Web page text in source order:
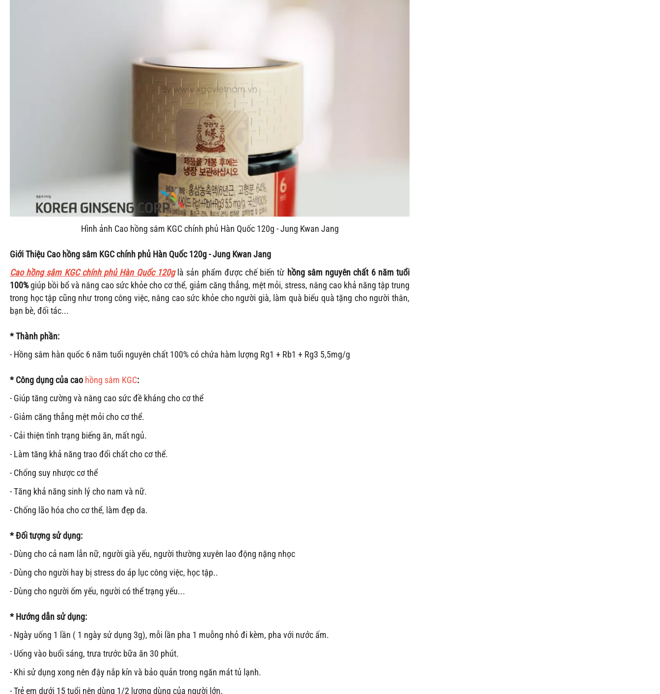
Hình ảnh Cao hồng sâm KGC chính phủ Hàn Quốc 120g - Jung Kwan Jang
Giới Thiệu Cao hồng sâm KGC chính phủ Hàn Quốc 120g - Jung Kwan Jang
Cao hồng sâm KGC chính phủ Hàn Quốc 120glà sản phẩm được chế biến từ hồng sâm nguyên chất 6 năm tuổi
100%giúp bồi bổ và nâng cao sức khỏe cho cơ thể, giảm căng thẳng, mệt mỏi, stress, nâng cao khả năng tập trung
trong học tập cũng như trong công việc, nâng cao sức khỏe cho người già, làm quà biếu quà tặng cho người thân,
bạn bè, đối tác...
* Thành phần:
- Hồng sâm hàn quốc 6 năm tuổi nguyên chất 100% có chứa hàm lượng Rg1 + Rb1 + Rg3 5,5mg/g
* Công dụng của cao hồng sâm KGC:
- Giúp tăng cường và nâng cao sức đề kháng cho cơ thể
- Giảm căng thẳng mệt mỏi cho cơ thể.
- Cải thiện tình trạng biếng ăn, mất ngủ.
- Làm tăng khả năng trao đổi chất cho cơ thể.
- Chống suy nhược cơ thể
- Tăng khả năng sinh lý cho nam và nữ.
- Chống lão hóa cho cơ thể, làm đẹp da.
* Đối tượng sử dụng:
- Dùng cho cả nam lẫn nữ, người già yếu, người thường xuyên lao động nặng nhọc
- Dùng cho người hay bị stress do áp lục công việc, học tập..
- Dùng cho người ốm yếu, người có thể trạng yếu...
* Hướng dẫn sử dụng:
- Ngày uống 1 lần ( 1 ngày sử dụng 3g), mỗi lần pha 1 muỗng nhỏ đi kèm, pha với nước ấm.
- Uống vào buổi sáng, trưa trước bữa ăn 30 phút.
- Khi sử dụng xong nên đậy nắp kín và bảo quản trong ngăn mát tủ lạnh.
- Trẻ em dưới 15 tuổi nên dùng 1/2 lượng dùng của người lớn.